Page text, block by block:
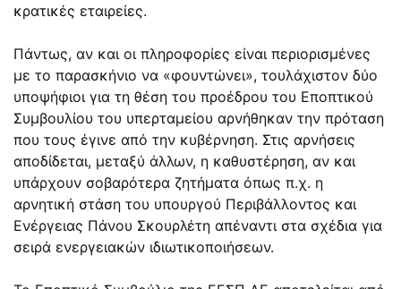
κρατικές εταιρείες.
Πάντως, αν και οι πληροφορίες είναι περιορισμένες
με το παρασκήνιο να «φουντώνει», τουλάχιστον δύο
υποψήφιοι για τη θέση του προέδρου του Εποπτικού
Συμβουλίου του υπερταμείου αρνήθηκαν την πρόταση
που τους έγινε από την κυβέρνηση. Στις αρνήσεις
αποδίδεται, μεταξύ άλλων, η καθυστέρηση, αν και
υπάρχουν σοβαρότερα ζητήματα όπως π.χ. η
αρνητική στάση του υπουργού Περιβάλλοντος και
Ενέργειας Πάνου Σκουρλέτη απέναντι στα σχέδια για
σειρά ενεργειακών ιδιωτικοποιήσεων.